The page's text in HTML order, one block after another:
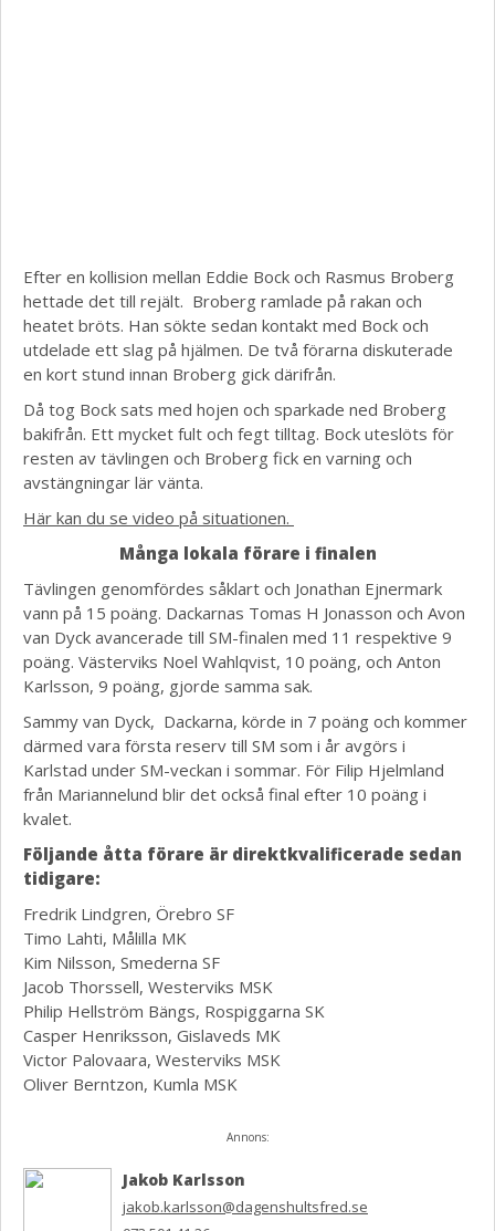
Efter en kollision mellan Eddie Bock och Rasmus Broberg
hettade det till rejält. Broberg ramlade på rakan och
heatet bröts. Han sökte sedan kontakt med Bock och
utdelade ett slag på hjälmen. De två förarna diskuterade
en kort stund innan Broberg gick därifrån.
Då tog Bock sats med hojen och sparkade ned Broberg
bakifrån. Ett mycket fult och fegt tilltag. Bock uteslöts för
resten av tävlingen och Broberg fick en varning och
avstängningar lär vänta.
Här kan du se video på situationen.
Många lokala förare i finalen
Tävlingen genomfördes såklart och Jonathan Ejnermark
vann på 15 poäng. Dackarnas Tomas H Jonasson och Avon
van Dyck avancerade till SM-finalen med 11 respektive 9
poäng. Västerviks Noel Wahlqvist, 10 poäng, och Anton
Karlsson, 9 poäng, gjorde samma sak.
Sammy van Dyck, Dackarna, körde in 7 poäng och kommer
därmed vara första reserv till SM som i år avgörs i
Karlstad under SM-veckan i sommar. För Filip Hjelmland
från Mariannelund blir det också final efter 10 poäng i
kvalet.
Följande åtta förare är direktkvalificerade sedan
tidigare:
Fredrik Lindgren, Örebro SF
Timo Lahti, Målilla MK
Kim Nilsson, Smederna SF
Jacob Thorssell, Westerviks MSK
Philip Hellström Bängs, Rospiggarna SK
Casper Henriksson, Gislaveds MK
Victor Palovaara, Westerviks MSK
Oliver Berntzon, Kumla MSK
Annons:
Jakob Karlsson
jakob.karlsson@dagenshultsfred.se